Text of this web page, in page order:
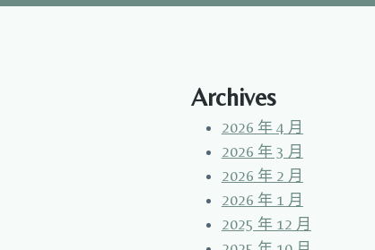
Archives
2026 年 4 月
2026 年 3 月
2026 年 2 月
2026 年 1 月
2025 年 12 月